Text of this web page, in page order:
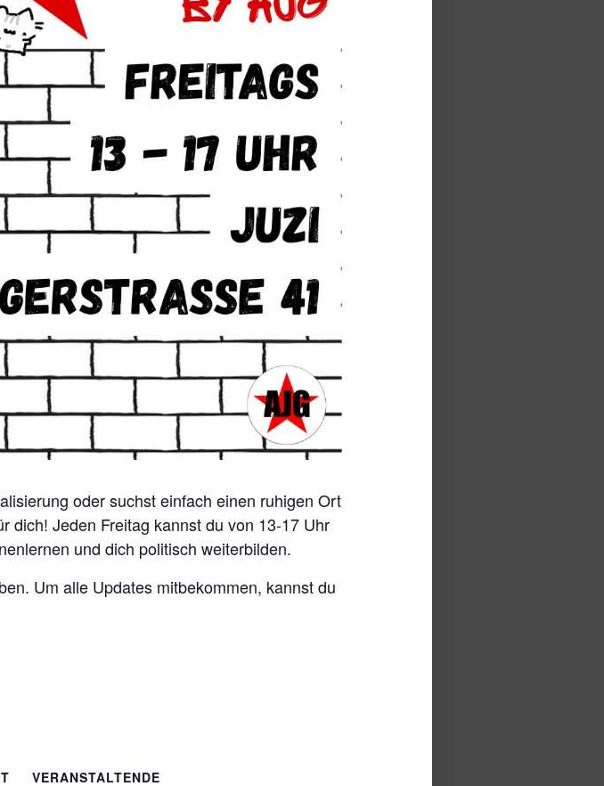
oder suchst einfach einen ruhigen Ort
dich! Jeden Freitag kannst du von 13-17 Uhr
und dich politisch weiterbilden.
Um alle Updates mitbekommen, kannst du
VERANSTALTENDE